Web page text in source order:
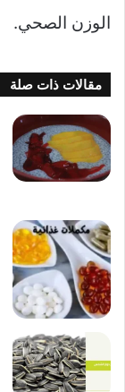
الوزن الصحي.
مقالات ذات صلة